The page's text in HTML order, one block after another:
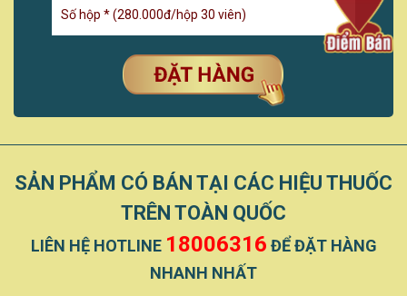
SẢN PHẨM CÓ BÁN TẠI CÁC HIỆU THUỐC
TRÊN TOÀN QUỐC
LIÊN HỆ HOTLINE 18006316 ĐỂ ĐẶT HÀNG
NHANH NHẤT